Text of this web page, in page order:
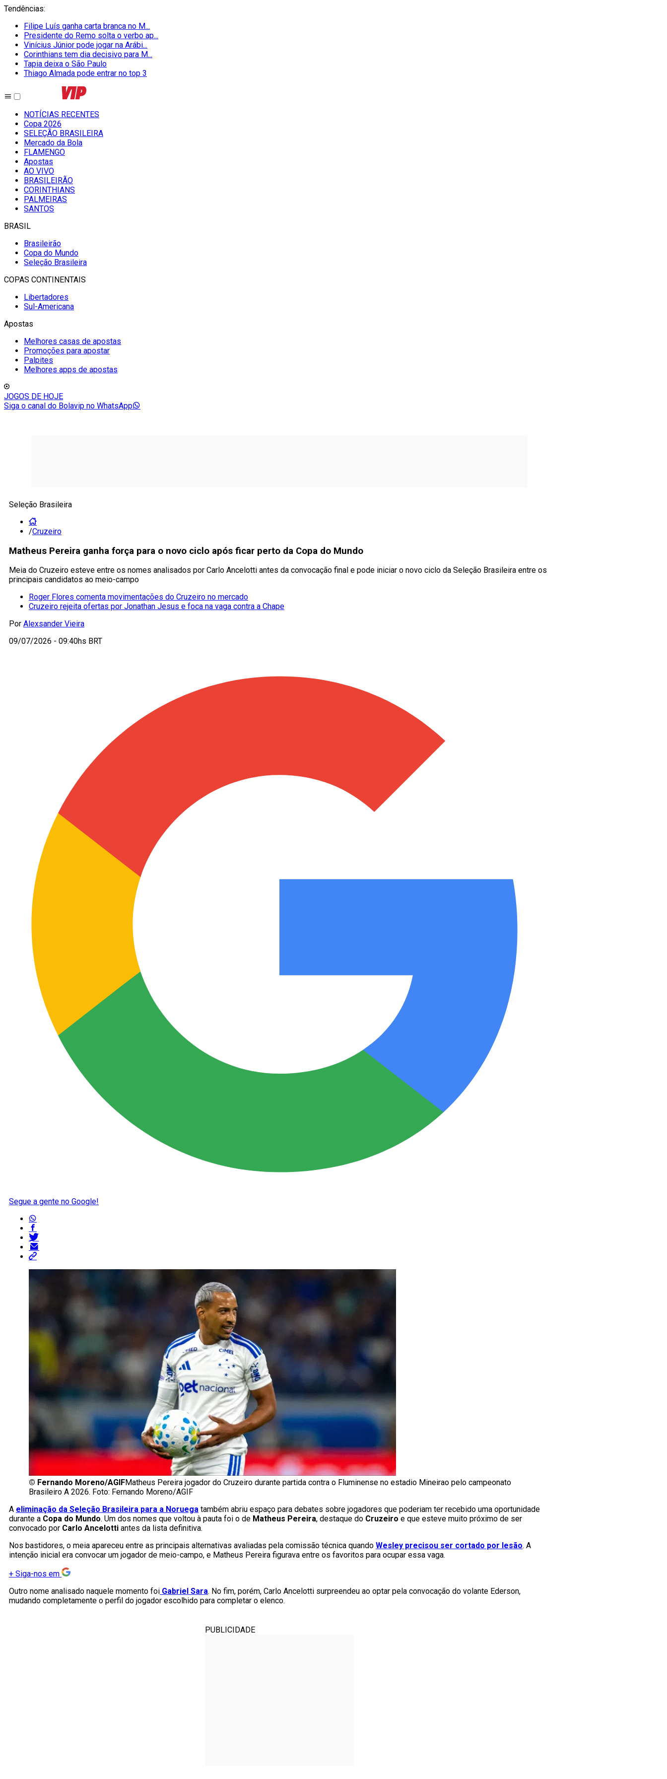
Tendências:
Filipe Luís ganha carta branca no M...
Presidente do Remo solta o verbo ap...
Vinícius Júnior pode jogar na Arábi...
Corinthians tem dia decisivo para M...
Tapia deixa o São Paulo
Thiago Almada pode entrar no top 3
NOTÍCIAS RECENTES
Copa 2026
SELEÇÃO BRASILEIRA
Mercado da Bola
FLAMENGO
Apostas
AO VIVO
BRASILEIRÃO
CORINTHIANS
PALMEIRAS
SANTOS
BRASIL
Brasileirão
Copa do Mundo
Seleção Brasileira
COPAS CONTINENTAIS
Libertadores
Sul-Americana
Apostas
Melhores casas de apostas
Promoções para apostar
Palpites
Melhores apps de apostas
JOGOS DE HOJE
Siga o canal do Bolavip no WhatsApp
Seleção Brasileira
/Cruzeiro
Matheus Pereira ganha força para o novo ciclo após ficar perto da Copa do Mundo
Meia do Cruzeiro esteve entre os nomes analisados por Carlo Ancelotti antes da convocação final e pode iniciar o novo ciclo da Seleção Brasileira entre os
principais candidatos ao meio-campo
Roger Flores comenta movimentações do Cruzeiro no mercado
Cruzeiro rejeita ofertas por Jonathan Jesus e foca na vaga contra a Chape
Por Alexsander Vieira
09/07/2026 - 09:40hs BRT
Segue a gente no Google!
© Fernando Moreno/AGIFMatheus Pereira jogador do Cruzeiro durante partida contra o Fluminense no estadio Mineirao pelo campeonato
Brasileiro A 2026. Foto: Fernando Moreno/AGIF
A eliminação da Seleção Brasileira para a Noruega também abriu espaço para debates sobre jogadores que poderiam ter recebido uma oportunidade
durante a Copa do Mundo. Um dos nomes que voltou à pauta foi o de Matheus Pereira, destaque do Cruzeiro e que esteve muito próximo de ser
convocado por Carlo Ancelotti antes da lista definitiva.
Nos bastidores, o meia apareceu entre as principais alternativas avaliadas pela comissão técnica quando Wesley precisou ser cortado por lesão. A
intenção inicial era convocar um jogador de meio-campo, e Matheus Pereira figurava entre os favoritos para ocupar essa vaga.
+ Siga-nos em
Outro nome analisado naquele momento foi Gabriel Sara. No fim, porém, Carlo Ancelotti surpreendeu ao optar pela convocação do volante Ederson,
mudando completamente o perfil do jogador escolhido para completar o elenco.
PUBLICIDADE